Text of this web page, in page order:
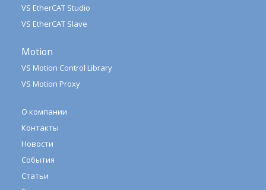
VS EtherCAT Studio
VS EtherCAT Slave
Motion
VS Motion Control Library
VS Motion Proxy
О компании
Контакты
Новости
События
Статьи